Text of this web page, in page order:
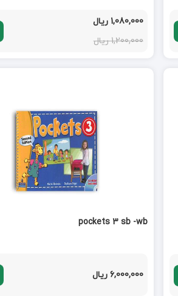
1,080,000 ریال
1,200,000 ریال
pockets 3 sb -wb
6,000,000 ریال